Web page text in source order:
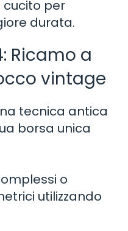
per
durata.
Ricamo a
vintage
tecnica antica
borsa unica
o
utilizzando